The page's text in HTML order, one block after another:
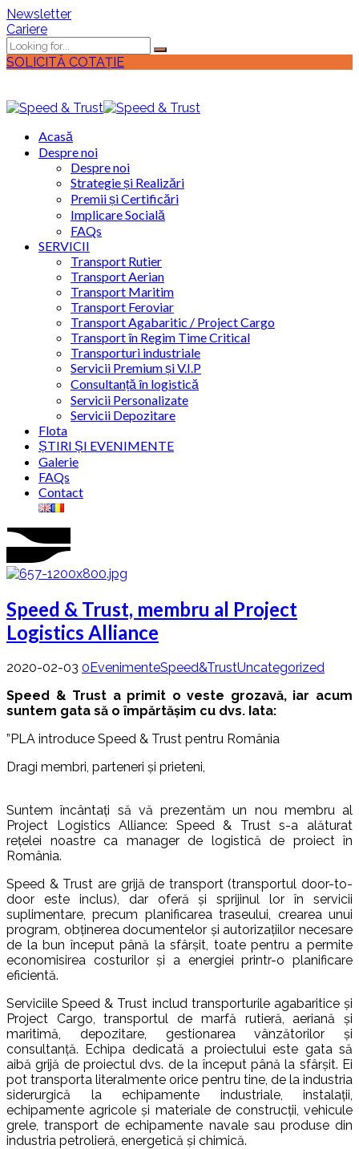
Newsletter
Cariere
SOLICITĂ COTAȚIE
Acasă
Despre noi
Despre noi
Strategie și Realizări
Premii și Certificări
Implicare Socială
FAQs
SERVICII
Transport Rutier
Transport Aerian
Transport Maritim
Transport Feroviar
Transport Agabaritic / Project Cargo
Transport în Regim Time Critical
Transporturi industriale
Servicii Premium și V.I.P
Consultanță în logistică
Servicii Personalizate
Servicii Depozitare
Flota
ȘTIRI ȘI EVENIMENTE
Galerie
FAQs
Contact
Speed ​​& Trust, membru al Project
Logistics Alliance
2020-02-03 0EvenimenteSpeed&TrustUncategorized
Speed ​​& Trust a primit o veste grozavă, iar acum
suntem gata să o împărtășim cu dvs. Iata:
”PLA introduce Speed ​​& Trust pentru România
Dragi membri, parteneri și prieteni,
Suntem încântați să vă prezentăm un nou membru al
Project Logistics Alliance: Speed ​​& Trust s-a alăturat
rețelei noastre ca manager de logistică de proiect în
România.
Speed ​​& Trust are grijă de transport (transportul door-to-
door este inclus), dar oferă și sprijinul lor în servicii
suplimentare, precum planificarea traseului, crearea unui
program, obținerea documentelor și autorizațiilor necesare
de la bun început până la sfârșit, toate pentru a permite
economisirea costurilor și a energiei printr-o planificare
eficientă.
Serviciile Speed ​​& Trust includ transporturile agabaritice și
Project Cargo, transportul de marfă rutieră, aeriană și
maritimă, depozitare, gestionarea vânzătorilor și
consultanță. Echipa dedicată a proiectului este gata să
aibă grijă de proiectul dvs. de la început până la sfârșit. Ei
pot transporta literalmente orice pentru tine, de la industria
siderurgică la echipamente industriale, instalații,
echipamente agricole și materiale de construcții, vehicule
grele, transport de echipamente navale sau produse din
industria petrolieră, energetică și chimică.